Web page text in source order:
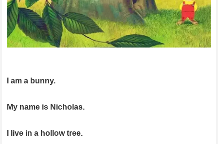
I am a bunny.
My name is Nicholas.
I live in a hollow tree.